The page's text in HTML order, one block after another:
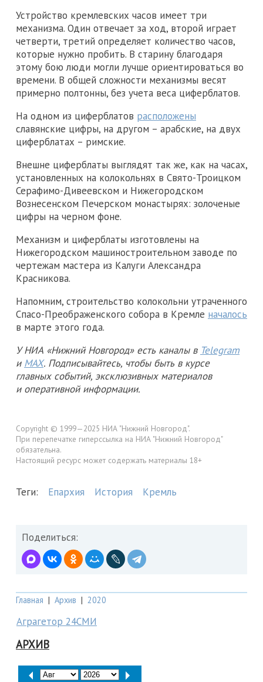
Устройство кремлевских часов имеет три
механизма. Один отвечает за ход, второй играет
четверти, третий определяет количество часов,
которые нужно пробить. В старину благодаря
этому бою люди могли лучше ориентироваться во
времени. В общей сложности механизмы весят
примерно полтонны, без учета веса циферблатов.
На одном из циферблатов расположены
славянские цифры, на другом – арабские, на двух
циферблатах – римские.
Внешне циферблаты выглядят так же, как на часах,
установленных на колокольнях в Свято-Троицком
Серафимо-Дивеевском и Нижегородском
Вознесенском Печерском монастырях: золоченые
цифры на черном фоне.
Механизм и циферблаты изготовлены на
Нижегородском машиностроительном заводе по
чертежам мастера из Калуги Александра
Красникова.
Напомним, строительство колокольни утраченного
Спасо-Преображенского собора в Кремле началось
в марте этого года.
У НИА «Нижний Новгород» есть каналы в Telegram
и MAX. Подписывайтесь, чтобы быть в курсе
главных событий, эксклюзивных материалов
и оперативной информации.
Copyright © 1999—2025 НИА "Нижний Новгород".
При перепечатке гиперссылка на НИА "Нижний Новгород"
обязательна.
Настоящий ресурс может содержать материалы 18+
Теги: Епархия История Кремль
Поделиться:
Главная | Архив | 2020
Аграгетор 24СМИ
АРХИВ